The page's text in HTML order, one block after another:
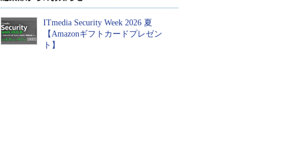
ITmedia Security Week 2026 夏
【Amazonギフトカードプレゼン
ト】